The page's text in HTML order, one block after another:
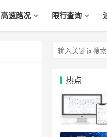
高速路况 限行查询
热点